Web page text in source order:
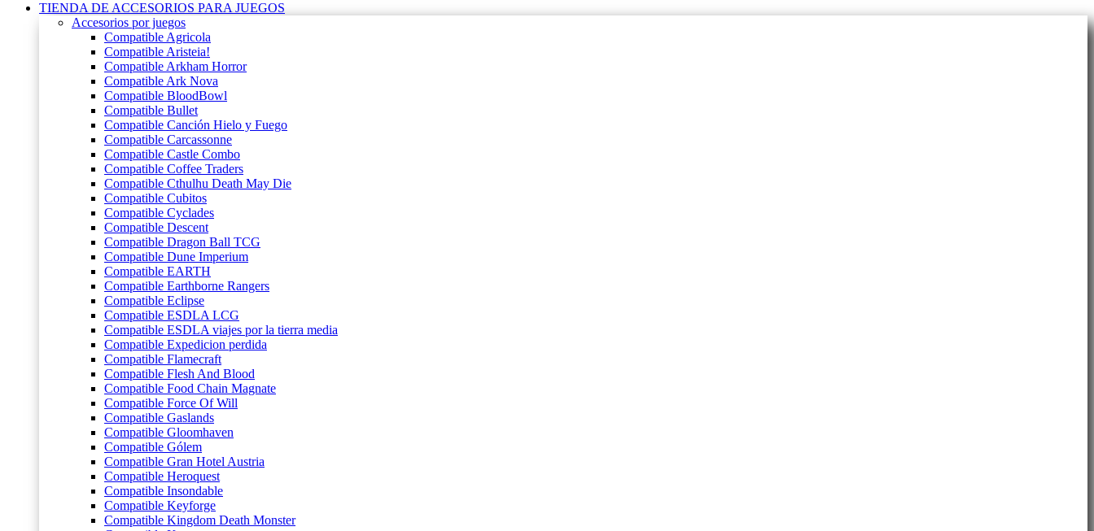
TIENDA DE ACCESORIOS PARA JUEGOS
Accesorios por juegos
Compatible Agricola
Compatible Aristeia!
Compatible Arkham Horror
Compatible Ark Nova
Compatible BloodBowl
Compatible Bullet
Compatible Canción Hielo y Fuego
Compatible Carcassonne
Compatible Castle Combo
Compatible Coffee Traders
Compatible Cthulhu Death May Die
Compatible Cubitos
Compatible Cyclades
Compatible Descent
Compatible Dragon Ball TCG
Compatible Dune Imperium
Compatible EARTH
Compatible Earthborne Rangers
Compatible Eclipse
Compatible ESDLA LCG
Compatible ESDLA viajes por la tierra media
Compatible Expedicion perdida
Compatible Flamecraft
Compatible Flesh And Blood
Compatible Food Chain Magnate
Compatible Force Of Will
Compatible Gaslands
Compatible Gloomhaven
Compatible Gólem
Compatible Gran Hotel Austria
Compatible Heroquest
Compatible Insondable
Compatible Keyforge
Compatible Kingdom Death Monster